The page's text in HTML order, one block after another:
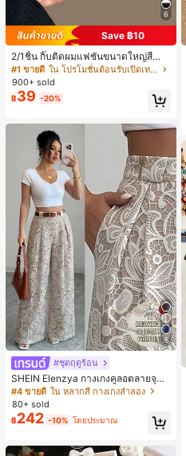
6
Save ฿10
2/1ชิ้น กิ๊บติดผมแฟชั่นขนาดใหญ่สีน้ำ
ตาลชานมสำหรับผู้หญิง เหมาะสำหรับก
ารอาบน้ำ ล้างหน้า และจัดแต่งทรงผม
#1 ขายดี
ใน โปรโมชั่นต้อนรับเปิดเทอม เครื่องประดับผมผู้หญิง
900+ sold
฿39 -20%
5
#ชุดฤดูร้อน
SHEIN Elenzya กางเกงคูลอตลายจุดเ
อวสูงแบบใหม่สำหรับฤดูใบไม้ผลิ/ฤดูร้อ
น, สไตล์หรูหราเหมาะสำหรับใส่ในชีวิต
ประจำวันและทำงาน, ให้ความรู้สึกวินเ
ทจสำหรับฤดูรับปริญญา, เทศกาลดนตร
ี, การแข่งม้าดาร์บี้, วันประกาศอิสรภาพ
#4 ขายดี ใน หลากสี กางเกงลำลอง
80+ sold
฿242 -10% โดยประมาณ